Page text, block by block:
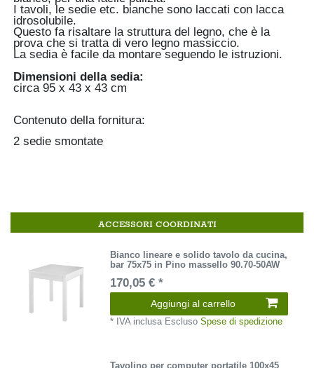
I tavoli, le sedie etc. bianche sono laccati con lacca
idrosolubile.
Questo fa risaltare la struttura del legno, che è la
prova che si tratta di vero legno massiccio.
La sedia è facile da montare seguendo le istruzioni.
Dimensioni della sedia:
circa 95 x 43 x 43 cm
Contenuto della fornitura:
2 sedie smontate
ACCESSORI COORDINATI
Bianco lineare e solido tavolo da cucina,
bar 75x75 in Pino massello 90.70-50AW
170,05 € *
Aggiungi al carrello
* IVA inclusaEsclusoSpese di spedizione
Tavolino per computer portatile 100x45